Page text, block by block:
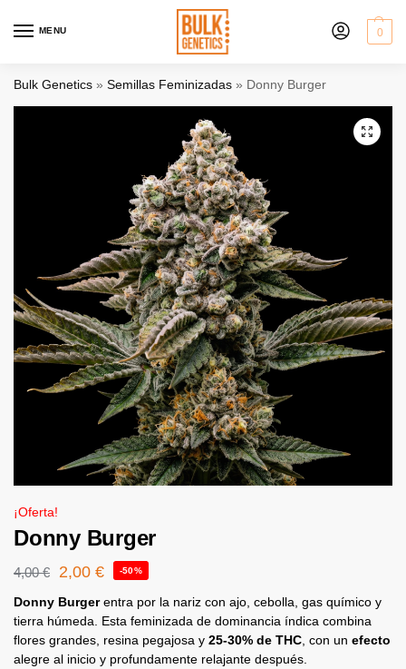
MENU 0
Bulk Genetics » Semillas Feminizadas » Donny Burger
¡Oferta!
Donny Burger
4,00€ 2,00 € -50%
Donny Burgerentra por la nariz con ajo, cebolla, gas químico y
tierra húmeda. Esta feminizada de dominancia índica combina
flores grandes, resina pegajosa y 25-30% de THC, con un efecto
alegre al inicio y profundamente relajante después.